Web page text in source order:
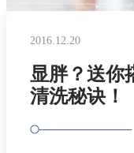
2016.12.20
显胖？送你
清洗秘诀！